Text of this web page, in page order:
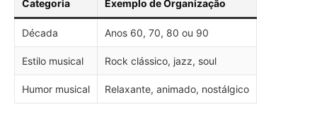
Categoria Exemplo de Organização
Década Anos 60, 70, 80 ou 90
Estilo musical Rock clássico, jazz, soul
Humor musical Relaxante, animado, nostálgico